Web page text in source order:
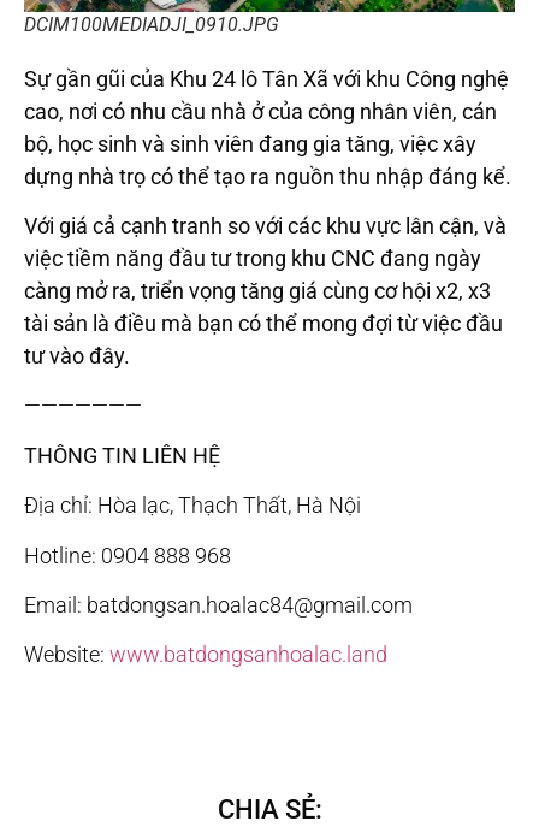
DCIM100MEDIADJI_0910.JPG
Sự gần gũi của Khu 24 lô Tân Xã với khu Công nghệ
cao, nơi có nhu cầu nhà ở của công nhân viên, cán
bộ, học sinh và sinh viên đang gia tăng, việc xây
dựng nhà trọ có thể tạo ra nguồn thu nhập đáng kể.
Với giá cả cạnh tranh so với các khu vực lân cận, và
việc tiềm năng đầu tư trong khu CNC đang ngày
càng mở ra, triển vọng tăng giá cùng cơ hội x2, x3
tài sản là điều mà bạn có thể mong đợi từ việc đầu
tư vào đây.
———————
THÔNG TIN LIÊN HỆ
Địa chỉ: Hòa lạc, Thạch Thất, Hà Nội
Hotline: 0904 888 968
Email: batdongsan.hoalac84@gmail.com
Website: www.batdongsanhoalac.land
CHIA SẺ: